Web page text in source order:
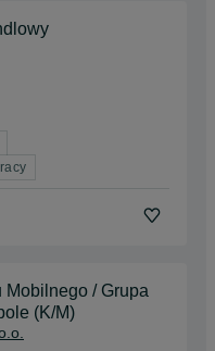
Mobilnego / Grupa
- Opole (K/M)